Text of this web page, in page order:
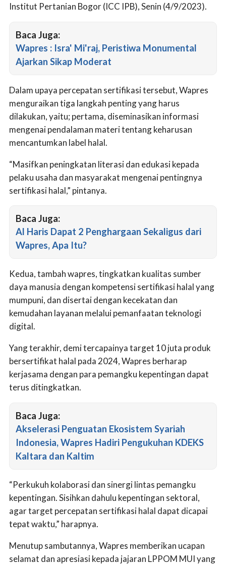
Institut Pertanian Bogor (ICC IPB), Senin (4/9/2023).
Baca Juga:
Wapres : Isra' Mi'raj, Peristiwa Monumental
Ajarkan Sikap Moderat
Dalam upaya percepatan sertifikasi tersebut, Wapres
menguraikan tiga langkah penting yang harus
dilakukan, yaitu; pertama, diseminasikan informasi
mengenai pendalaman materi tentang keharusan
mencantumkan label halal.
“Masifkan peningkatan literasi dan edukasi kepada
pelaku usaha dan masyarakat mengenai pentingnya
sertifikasi halal,” pintanya.
Baca Juga:
Al Haris Dapat 2 Penghargaan Sekaligus dari
Wapres, Apa Itu?
Kedua, tambah wapres, tingkatkan kualitas sumber
daya manusia dengan kompetensi sertifikasi halal yang
mumpuni, dan disertai dengan kecekatan dan
kemudahan layanan melalui pemanfaatan teknologi
digital.
Yang terakhir, demi tercapainya target 10 juta produk
bersertifikat halal pada 2024, Wapres berharap
kerjasama dengan para pemangku kepentingan dapat
terus ditingkatkan.
Baca Juga:
Akselerasi Penguatan Ekosistem Syariah
Indonesia, Wapres Hadiri Pengukuhan KDEKS
Kaltara dan Kaltim
“Perkukuh kolaborasi dan sinergi lintas pemangku
kepentingan. Sisihkan dahulu kepentingan sektoral,
agar target percepatan sertifikasi halal dapat dicapai
tepat waktu,” harapnya.
Menutup sambutannya, Wapres memberikan ucapan
selamat dan apresiasi kepada jajaran LPPOM MUI yang